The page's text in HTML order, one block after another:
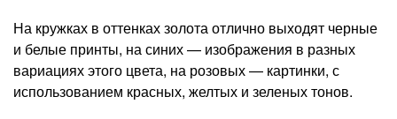
На кружках в оттенках золота отлично выходят черные
и белые принты, на синих — изображения в разных
вариациях этого цвета, на розовых — картинки, с
использованием красных, желтых и зеленых тонов.